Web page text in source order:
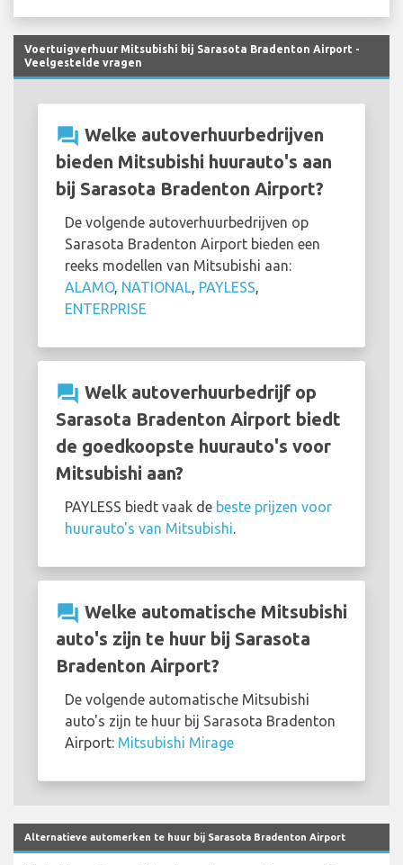
Voertuigverhuur Mitsubishi bij Sarasota Bradenton Airport -
Veelgestelde vragen
question_answer Welke autoverhuurbedrijven
bieden Mitsubishi huurauto's aan
bij Sarasota Bradenton Airport?
De volgende autoverhuurbedrijven op
Sarasota Bradenton Airport bieden een
reeks modellen van Mitsubishi aan:
ALAMO, NATIONAL, PAYLESS,
ENTERPRISE
question_answer Welk autoverhuurbedrijf op
Sarasota Bradenton Airport biedt
de goedkoopste huurauto's voor
Mitsubishi aan?
PAYLESS biedt vaak de beste prijzen voor
huurauto's van Mitsubishi.
question_answer Welke automatische Mitsubishi
auto's zijn te huur bij Sarasota
Bradenton Airport?
De volgende automatische Mitsubishi
auto's zijn te huur bij Sarasota Bradenton
Airport: Mitsubishi Mirage
Alternatieve automerken te huur bij Sarasota Bradenton Airport